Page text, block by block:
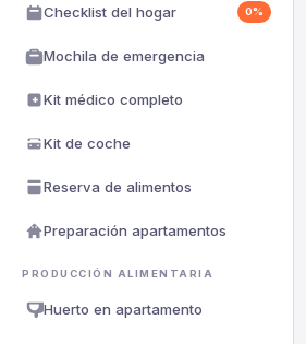
Checklist del hogar 0%
Mochila de emergencia
Kit médico completo
Kit de coche
Reserva de alimentos
Preparación apartamentos
PRODUCCIÓN ALIMENTARIA
Huerto en apartamento